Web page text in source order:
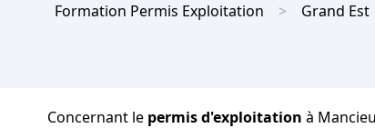
Formation Permis Exploitation Grand Est
Concernant le permis d'exploitation à